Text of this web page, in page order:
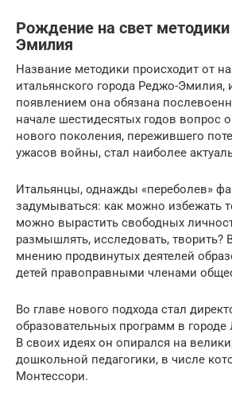
Рождение на свет
Эмилия
Название методики происходит от
итальянского города Реджо-Эмилия,
появлением она обязана
начале шестидесятых годов вопрос
нового поколения, пережившего
ужасов войны, стал наиболее
Итальянцы, однажды «переболев»
задумываться: как можно избежать
можно вырастить свободных
размышлять, исследовать, творить?
мнению продвинутых деятелей
детей правоправными членами
Во главе нового подхода стал
образовательных программ в
В своих идеях он опирался на
дошкольной педагогики, в числе
Монтессори.